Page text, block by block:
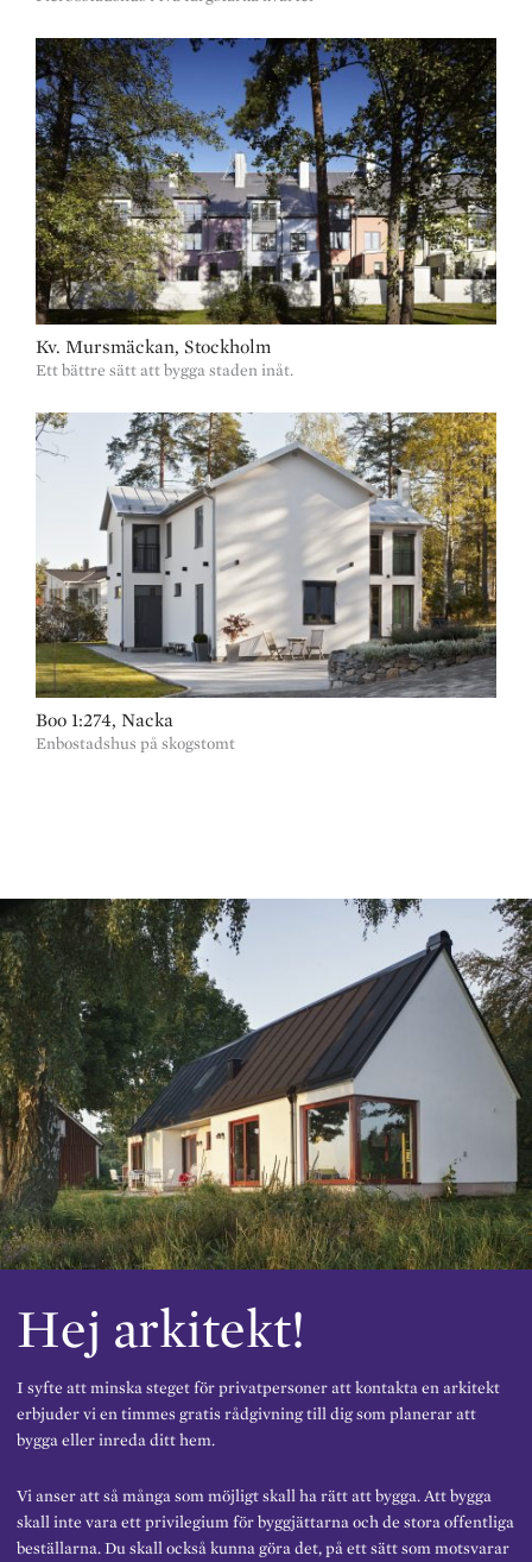
Kv. Mursmäckan, Stockholm
Ett bättre sätt att bygga staden inåt.
Boo 1:274, Nacka
Enbostadshus på skogstomt
Hej arkitekt!
I syfte att minska steget för privatpersoner att kontakta en arkitekt
erbjuder vi en timmes gratis rådgivning till dig som planerar att
bygga eller inreda ditt hem.
Vi anser att så många som möjligt skall ha rätt att bygga. Att bygga
skall inte vara ett privilegium för byggjättarna och de stora offentliga
beställarna. Du skall också kunna göra det, på ett sätt som motsvarar